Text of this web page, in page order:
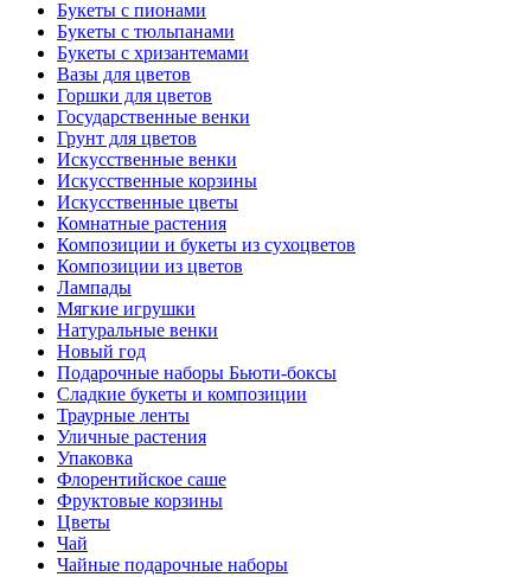
Букеты с пионами
Букеты с тюльпанами
Букеты с хризантемами
Вазы для цветов
Горшки для цветов
Государственные венки
Грунт для цветов
Искусственные венки
Искусственные корзины
Искусственные цветы
Комнатные растения
Композиции и букеты из сухоцветов
Композиции из цветов
Лампады
Мягкие игрушки
Натуральные венки
Новый год
Подарочные наборы Бьюти-боксы
Сладкие букеты и композиции
Траурные ленты
Уличные растения
Упаковка
Флорентийское саше
Фруктовые корзины
Цветы
Чай
Чайные подарочные наборы